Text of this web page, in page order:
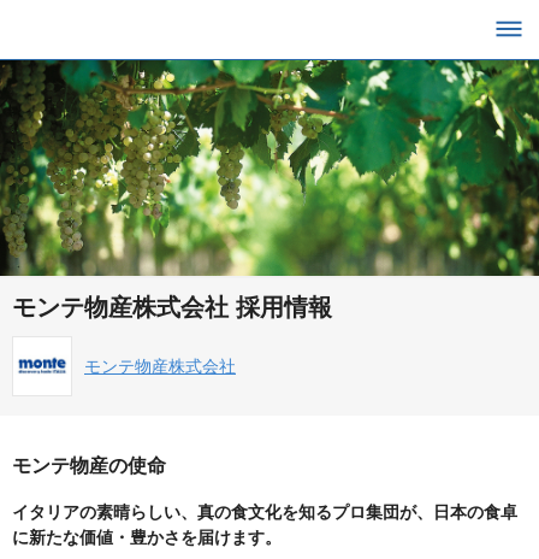
モンテ物産株式会社 採用情報
モンテ物産株式会社
モンテ物産の使命
イタリアの素晴らしい、真の食文化を知るプロ集団が、日本の食卓
に新たな価値・豊かさを届けます。